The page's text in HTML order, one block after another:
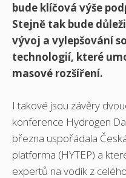
bude klíčová výše
Stejně tak bude
vývoj a vylepšování
technologií, které
masové rozšíření.
I takové jsou závěry
konference Hydrogen
března uspořádala
platforma (HYTEP) a
expertů na vodík z